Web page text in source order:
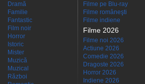
Dramă
Familie
Fantastic
Film noir
Horror
Istoric
Mister
Muzică
Muzical
Război
Filme pe Blu-ray
Filme româneşti
Filme indiene
Filme 2026
Filme noi 2026
Actiune 2026
Comedie 2026
Dragoste 2026
Horror 2026
Indiene 2026